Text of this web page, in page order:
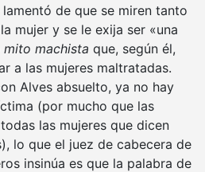
de que se miren tanto
mujer y se le exija ser «una
mito machista que, según él,
a las mujeres maltratadas.
Alves absuelto, ya no hay
(por mucho que las
las mujeres que dicen
lo que el juez de cabecera de
insinúa es que la palabra de